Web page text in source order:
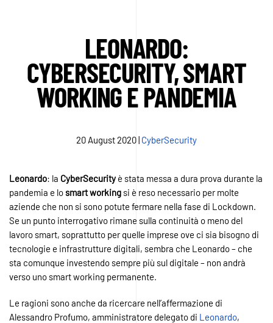
LEONARDO:
CYBERSECURITY, SMART
WORKING E PANDEMIA
20 August 2020| CyberSecurity
Leonardo: la CyberSecurity è stata messa a dura prova durante la
pandemia e losmartworking si è reso necessario per molte
aziende che non si sono potute fermare nella fase di Lockdown.
Se un punto interrogativo rimane sulla continuità o meno del
lavoro smart, soprattutto per quelle imprese ove ci sia bisogno di
tecnologie e infrastrutture digitali, sembra che Leonardo – che
sta comunque investendo sempre più sul digitale – non andrà
verso uno smart working permanente.
Le ragioni sono anche da ricercare nell’affermazione di
Alessandro Profumo, amministratore delegato di Leonardo,